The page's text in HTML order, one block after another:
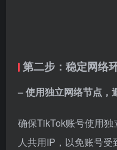
第二步：稳定网络
– 使用独立网络节点，
确保TikTok账号使用
人共用IP，以免账号